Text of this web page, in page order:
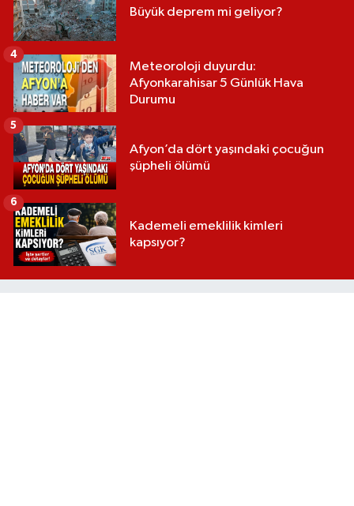
Büyük deprem mi geliyor?
Meteoroloji duyurdu:
Afyonkarahisar 5 Günlük Hava
Durumu
4
Afyon’da dört yaşındaki çocuğun
şüpheli ölümü
5
Kademeli emeklilik kimleri
kapsıyor?
6